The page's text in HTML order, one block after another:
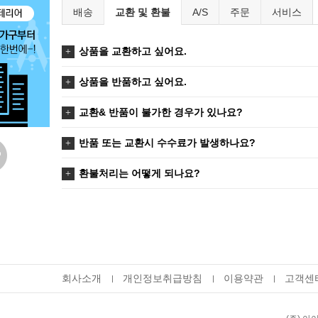
배송 교환 및 환불 A/S 주문 서비스
상품을 교환하고 싶어요.
상품을 반품하고 싶어요.
교환& 반품이 불가한 경우가 있나요?
반품 또는 교환시 수수료가 발생하나요?
환불처리는 어떻게 되나요?
회사소개 개인정보취급방침 이용약관 고객센